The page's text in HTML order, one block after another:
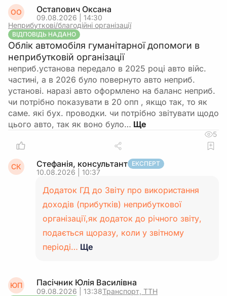
ОО Остапович Оксана
09.08.2026 | 14:30
Неприбуткові/благодійні організації
ВІДПОВІДЬ НАДАНО
Облік автомобіля гуманітарної допомоги в
неприбутковій організації
неприб.установа передало в 2025 році авто війс.
частині, а в 2026 було повернуто авто неприб.
установі. наразі авто оформлено на баланс неприб.
чи потрібно показувати в 20 опп , якщо так, то як
саме. які бух. проводки. чи потрібно звітувати щодо
цього авто, так як воно було…
5
СК Стефанія, консультант ЕКСПЕРТ
10.08.2026 | 10:37
Додаток ГД до Звіту про використання
доходів (прибутків) неприбуткової
організації,як додаток до річного звіту,
подається щоразу, коли у звітному
періоді… Ще
ЮП Пасічник Юлія Василівна
09.08.2026 | 13:38Транспорт, ТТН